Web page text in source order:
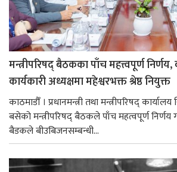
मन्त्रीपरिषद् बैठकका पाँच महत्त्वपूर्ण
कार्यकारी अध्यक्षमा महेश्वरभक्त श्रेष्ठ नियुक्त
काठमाडौँ । प्रधानमन्त्री तथा मन्त्रीपरिषद्
बसेको मन्त्रीपरिषद् बैठकले पाँच महत्वपूर्ण
बैडकले बीउबिजनसम्बन्धी...